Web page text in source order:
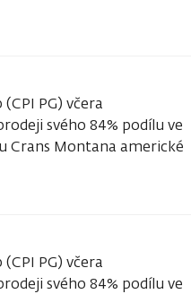
PG) včera
svého 84% podílu ve
Crans Montana americké
PG) včera
svého 84% podílu ve